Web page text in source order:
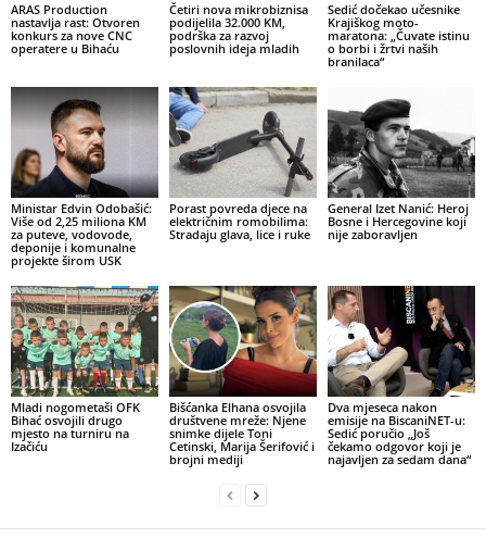
ARAS Production
nastavlja rast: Otvoren
konkurs za nove CNC
operatere u Bihaću
Četiri nova mikrobiznisa
podijelila 32.000 KM,
podrška za razvoj
poslovnih ideja mladih
Sedić dočekao učesnike
Krajiškog moto-
maratona: „Čuvate istinu
o borbi i žrtvi naših
branilaca“
Ministar Edvin Odobašić:
Više od 2,25 miliona KM
za puteve, vodovode,
deponije i komunalne
projekte širom USK
Porast povreda djece na
električnim romobilima:
Stradaju glava, lice i ruke
General Izet Nanić: Heroj
Bosne i Hercegovine koji
nije zaboravljen
Mladi nogometaši OFK
Bihać osvojili drugo
mjesto na turniru na
Izačiću
Bišćanka Elhana osvojila
društvene mreže: Njene
snimke dijele Toni
Cetinski, Marija Šerifović i
brojni mediji
Dva mjeseca nakon
emisije na BiscaniNET-u:
Sedić poručio „Još
čekamo odgovor koji je
najavljen za sedam dana“